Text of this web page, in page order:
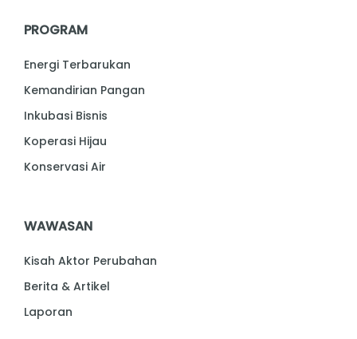
PROGRAM
Energi Terbarukan
Kemandirian Pangan
Inkubasi Bisnis
Koperasi Hijau
Konservasi Air
WAWASAN
Kisah Aktor Perubahan
Berita & Artikel
Laporan